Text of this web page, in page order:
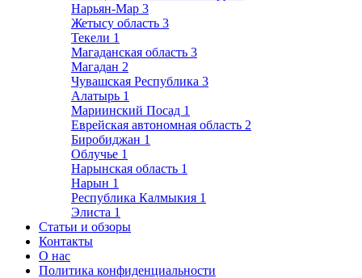
Нарьян-Мар 3
Жетысу область 3
Текели 1
Магаданская область 3
Магадан 2
Чувашская Республика 3
Алатырь 1
Мариинский Посад 1
Еврейская автономная область 2
Биробиджан 1
Облучье 1
Нарынская область 1
Нарын 1
Республика Калмыкия 1
Элиста 1
Статьи и обзоры
Контакты
О нас
Политика конфиденциальности